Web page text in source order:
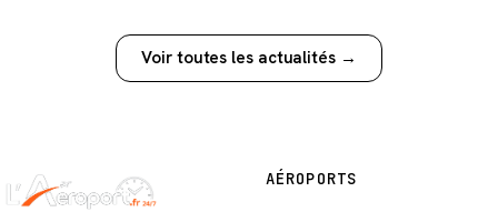
Voir toutes les actualités →
AÉROPORTS